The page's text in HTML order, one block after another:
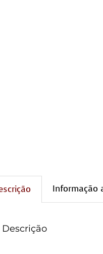
Informação
Descrição